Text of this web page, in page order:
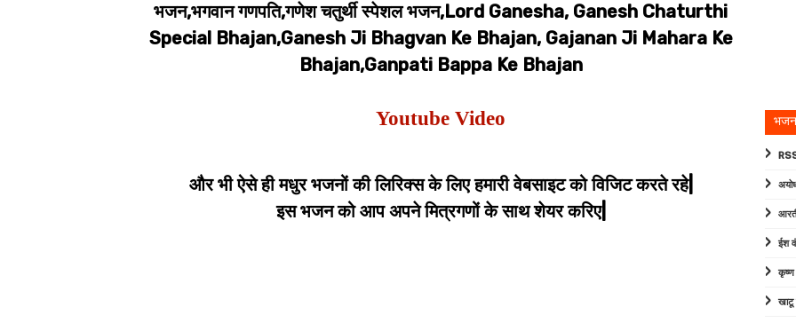
भजन,भगवान गणपति,गणेश चतुर्थी स्पेशल भजन,Lord Ganesha, Ganesh Chaturthi
Special Bhajan,Ganesh Ji Bhagvan Ke Bhajan, Gajanan Ji Mahara Ke
Bhajan,Ganpati Bappa Ke Bhajan
Youtube Video
और भी ऐसे ही मधुर भजनों की लिरिक्स के लिए हमारी वेबसाइट को विजिट करते रहे|
इस भजन को आप अपने मित्रगणों के साथ शेयर करिए|
ईश
खाटू